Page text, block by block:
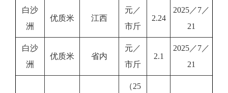
白沙
洲
优质米 江西
元／
市斤
2.24
2025／7／
21
白沙
洲
优质米 省内
元／
市斤
2.1
2025／7／
21
（25